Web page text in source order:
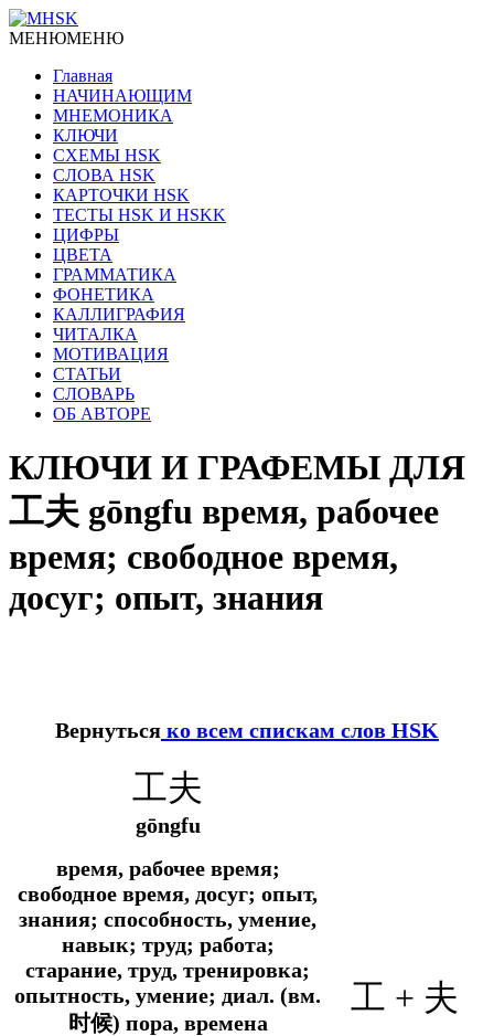
МЕНЮМЕНЮ
Главная
НАЧИНАЮЩИМ
МНЕМОНИКА
КЛЮЧИ
СХЕМЫ HSK
СЛОВА HSK
КАРТОЧКИ HSK
ТЕСТЫ HSK И HSKK
ЦИФРЫ
ЦВЕТА
ГРАММАТИКА
ФОНЕТИКА
КАЛЛИГРАФИЯ
ЧИТАЛКА
МОТИВАЦИЯ
СТАТЬИ
СЛОВАРЬ
ОБ АВТОРЕ
КЛЮЧИ И ГРАФЕМЫ ДЛЯ
工夫 gōngfu время, рабочее
время; свободное время,
досуг; опыт, знания
Вернуться ко всем спискам слов HSK
工夫
gōngfu
время, рабочее время;
свободное время, досуг; опыт,
знания; способность, умение,
навык; труд; работа;
старание, труд, тренировка;
опытность, умение; диал. (вм.
时候) пора, времена
工 + 夫